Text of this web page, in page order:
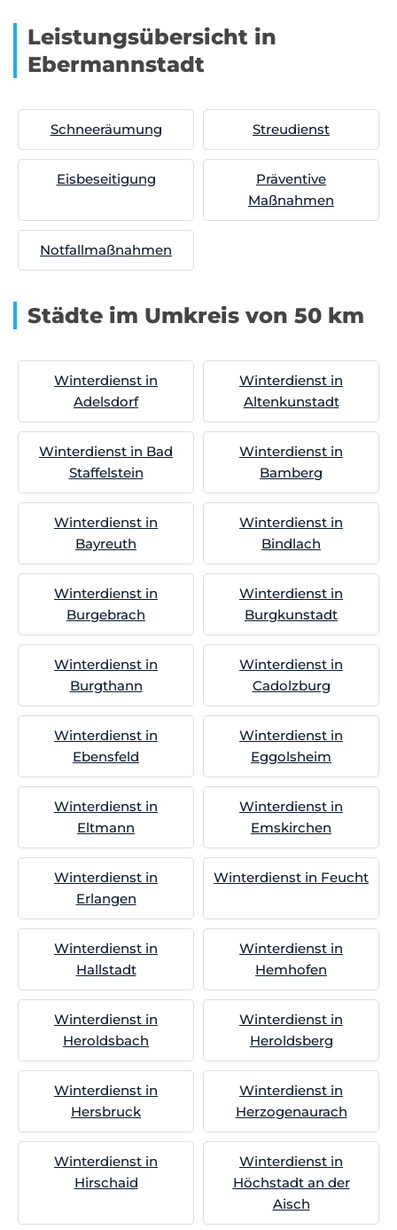
Leistungsübersicht in
Ebermannstadt
Schneeräumung Streudienst
Eisbeseitigung
Präventive
Maßnahmen
Notfallmaßnahmen
Städte im Umkreis von 50 km
Winterdienst in
Adelsdorf
Winterdienst in
Altenkunstadt
Winterdienst in Bad
Staffelstein
Winterdienst in
Bamberg
Winterdienst in
Bayreuth
Winterdienst in
Bindlach
Winterdienst in
Burgebrach
Winterdienst in
Burgkunstadt
Winterdienst in
Burgthann
Winterdienst in
Cadolzburg
Winterdienst in
Ebensfeld
Winterdienst in
Eggolsheim
Winterdienst in
Eltmann
Winterdienst in
Emskirchen
Winterdienst in
Erlangen
Winterdienst in Feucht
Winterdienst in
Hallstadt
Winterdienst in
Hemhofen
Winterdienst in
Heroldsbach
Winterdienst in
Heroldsberg
Winterdienst in
Hersbruck
Winterdienst in
Herzogenaurach
Winterdienst in
Hirschaid
Winterdienst in
Höchstadt an der
Aisch